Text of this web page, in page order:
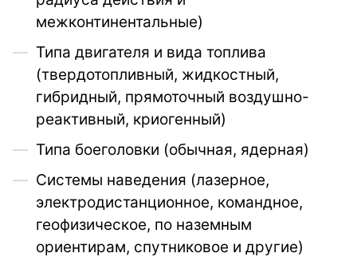
межконтинентальные)
Типа двигателя и вида топлива
(твердотопливный, жидкостный,
гибридный, прямоточный воздушно-
реактивный, криогенный)
Типа боеголовки (обычная, ядерная)
Системы наведения (лазерное,
электродистанционное, командное,
геофизическое, по наземным
ориентирам, спутниковое и другие)